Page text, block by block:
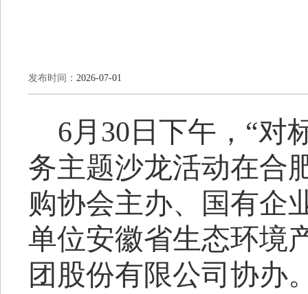
发布时间： 2026-07-01
6月 30 日下午， “对
务主题沙龙活动在合
购协会主办、国有企
单位安徽省生态环境
团股份有限公司 协办